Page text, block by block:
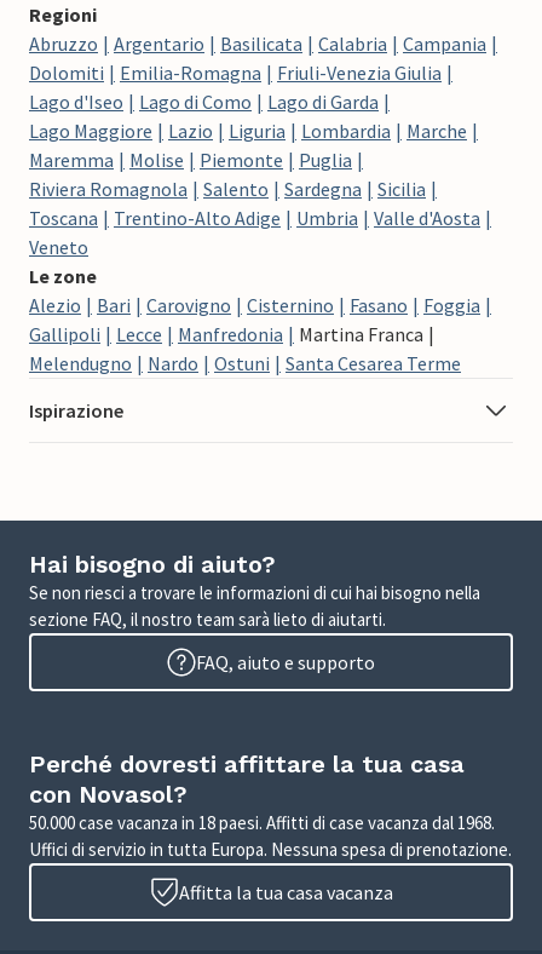
Regioni
Abruzzo
Argentario Basilicata Calabria
Campania
Dolomiti
Emilia-Romagna
Friuli-Venezia Giulia
Lago d'Iseo
Lago di Como
Lago di Garda
Lago Maggiore
Lazio Liguria Lombardia
Marche
Maremma
Molise Piemonte
Puglia
Riviera Romagnola
Salento Sardegna
Sicilia
Toscana
Trentino-Alto Adige Umbria
Valle d'Aosta
Veneto
Le zone
Alezio
Bari Carovigno Cisternino Fasano
Foggia
Gallipoli
Lecce Manfredonia
Martina Franca
Melendugno
Nardo Ostuni
Santa Cesarea Terme
Ispirazione
Hai bisogno di aiuto?
Se non riesci a trovare le informazioni di cui hai bisogno nella
sezione FAQ, il nostro team sarà lieto di aiutarti.
FAQ, aiuto e supporto
Perché dovresti affittare la tua casa
con Novasol?
50.000 case vacanza in 18 paesi. Affitti di case vacanza dal 1968.
Uffici di servizio in tutta Europa. Nessuna spesa di prenotazione.
Affitta la tua casa vacanza